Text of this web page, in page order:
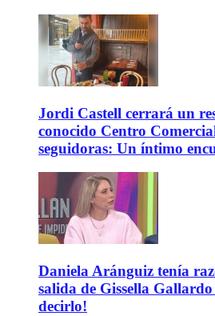
Jordi Castell cerrará un
conocido Centro
seguidoras: Un íntimo
Daniela Aránguiz tenía
salida de Gissella
decirlo!